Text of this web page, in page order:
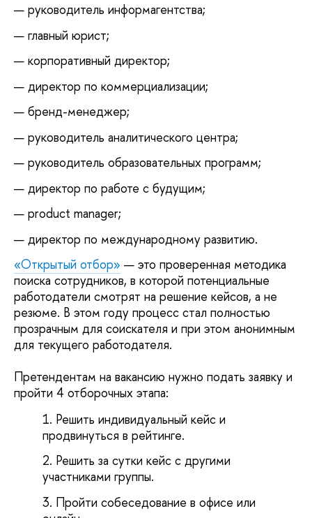
руководитель информагентства;
главный юрист;
корпоративный директор;
директор по коммерциализации;
бренд-менеджер;
руководитель аналитического центра;
руководитель образовательных программ;
директор по работе с будущим;
product manager;
директор по международному развитию.
«Открытый отбор» — это проверенная методика
поиска сотрудников, в которой потенциальные
работодатели смотрят на решение кейсов, а не
резюме. В этом году процесс стал полностью
прозрачным для соискателя и при этом анонимным
для текущего работодателя.
Претендентам на вакансию нужно подать заявку и
пройти 4 отборочных этапа:
Решить индивидуальный кейс и
продвинуться в рейтинге.
Решить за сутки кейс с другими
участниками группы.
Пройти собеседование в офисе или